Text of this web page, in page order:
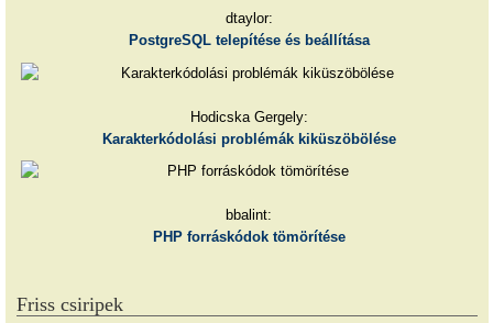
dtaylor:
PostgreSQL telepítése és beállítása
Hodicska Gergely:
Karakterkódolási problémák kiküszöbölése
bbalint:
PHP forráskódok tömörítése
Friss csiripek